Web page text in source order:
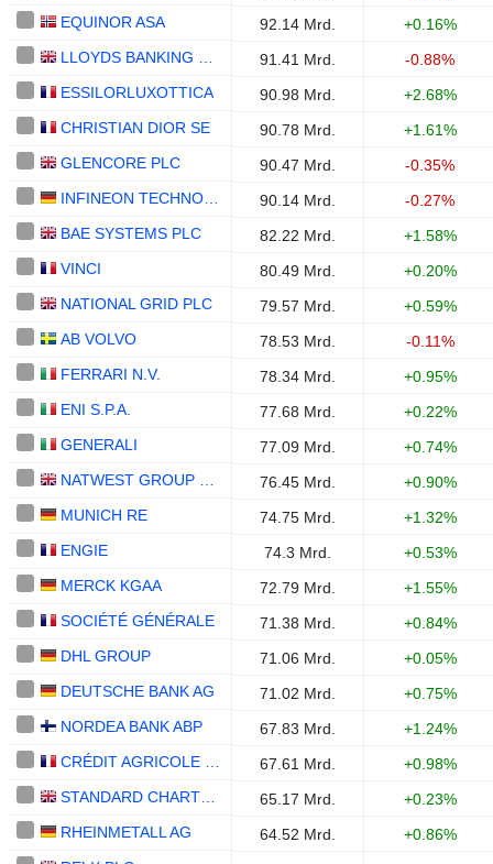
EQUINOR ASA
92.14 Mrd.
+0.16%
91.41 Mrd.
-0.88%
ESSILORLUXOTTICA
90.98 Mrd.
+2.68%
CHRISTIAN DIOR SE
90.78 Mrd.
+1.61%
GLENCORE PLC
90.47 Mrd.
-0.35%
90.14 Mrd.
-0.27%
BAE SYSTEMS PLC
82.22 Mrd.
+1.58%
VINCI
80.49 Mrd.
+0.20%
NATIONAL GRID PLC
79.57 Mrd.
+0.59%
AB VOLVO
78.53 Mrd.
-0.11%
FERRARI N.V.
78.34 Mrd.
+0.95%
ENI S.P.A.
77.68 Mrd.
+0.22%
GENERALI
77.09 Mrd.
+0.74%
76.45 Mrd.
+0.90%
MUNICH RE
74.75 Mrd.
+1.32%
ENGIE
74.3 Mrd.
+0.53%
MERCK KGAA
72.79 Mrd.
+1.55%
SOCIÉTÉ GÉNÉRALE
71.38 Mrd.
+0.84%
DHL GROUP
71.06 Mrd.
+0.05%
DEUTSCHE BANK AG
71.02 Mrd.
+0.75%
NORDEA BANK ABP
67.83 Mrd.
+1.24%
67.61 Mrd.
+0.98%
65.17 Mrd.
+0.23%
RHEINMETALL AG
64.52 Mrd.
+0.86%